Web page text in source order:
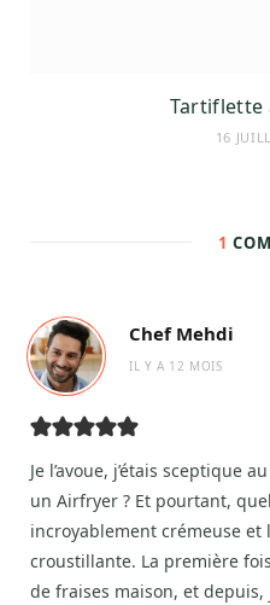
Tartiflette
16
1
Chef Mehdi
IL Y A 12 MOIS
Je l’avoue, j’étais sceptique
un Airfryer ? Et pourtant,
incroyablement crémeuse et
croustillante. La première
de fraises maison, et depuis,